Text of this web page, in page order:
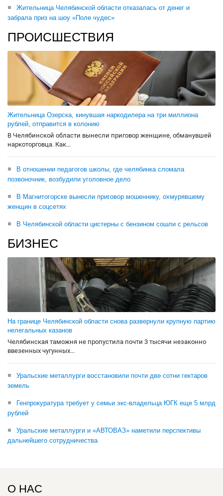
Жительница Челябинской области отказалась от денег и
забрала приз на шоу «Поле чудес»
ПРОИСШЕСТВИЯ
Жительница Озерска, кинувшая наркодилера на три миллиона
рублей, отправится в колонию
В Челябинской области вынесли приговор женщине, обманувшей
наркоторговца. Как...
В отношении педагогов школы, где челябинка сломала
позвоночник, возбудили уголовное дело
В Магнитогорске вынесли приговор мошеннику, охмурявшему
женщин в соцсетях
В Челябинской области цистерны с бензином сошли с рельсов
БИЗНЕС
На границе Челябинской области снова развернули крупную партию
нелегальных казанов
Челябинская таможня не пропустила почти 3 тысячи незаконно
ввезенных чугунных...
Уральские металлурги восстановили почти две сотни гектаров
земель
Генпрокуратура требует у семьи экс-владельца ЮГК еще 5 млрд
рублей
Уральские металлурги и «АВТОВАЗ» наметили перспективы
дальнейшего сотрудничества
О НАС